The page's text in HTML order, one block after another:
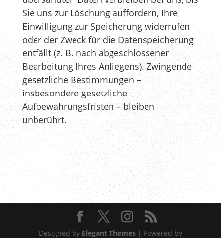
Sie uns zur Löschung auffordern, Ihre
Einwilligung zur Speicherung widerrufen
oder der Zweck für die Datenspeicherung
entfällt (z. B. nach abgeschlossener
Bearbeitung Ihres Anliegens). Zwingende
gesetzliche Bestimmungen –
insbesondere gesetzliche
Aufbewahrungsfristen – bleiben
unberührt.
Designed by Elegant Themes| Powered by